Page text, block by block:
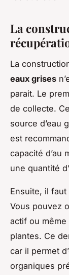
La
La
eaux grises
parait. Le
de collecte.
source d’eau
est
capacité d’au
une quantité
Ensuite, il
Vous pouvez
actif ou
plantes. Ce
car il permet
organiques